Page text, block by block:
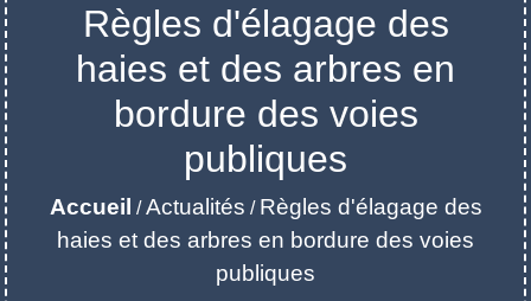
Règles d'élagage des
haies et des arbres en
bordure des voies
publiques
Accueil /Actualités / Règles d'élagage des
haies et des arbres en bordure des voies
publiques